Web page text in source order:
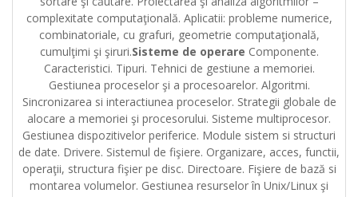
complexitate computaţională. Aplicatii: probleme numerice,
combinatoriale, cu grafuri, geometrie computaţională,
cumulţimi şi şiruri.Sisteme de operare Componente.
Caracteristici. Tipuri. Tehnici de gestiune a memoriei.
Gestiunea proceselor şi a procesoarelor. Algoritmi.
Sincronizarea si interactiunea proceselor. Strategii globale de
alocare a memoriei şi procesorului. Sisteme multiprocesor.
Gestiunea dispozitivelor periferice. Module sistem si structuri
de date. Drivere. Sistemul de fişiere. Organizare, acces, functii,
operaţii, structura fişier pe disc. Directoare. Fişiere de bază si
montarea volumelor. Gestiunea resurselor în Unix/Linux şi